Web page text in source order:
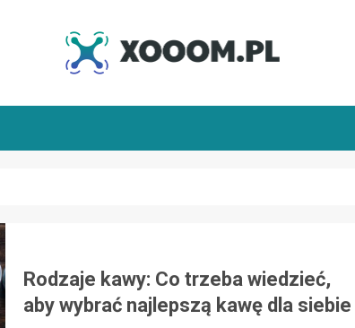
Rodzaje kawy: Co trzeba wiedzieć,
aby wybrać najlepszą kawę dla siebie